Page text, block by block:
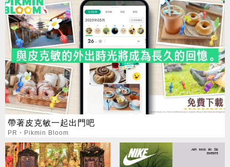
帶著皮克敏一起出門吧
PR・Pikmin Bloom